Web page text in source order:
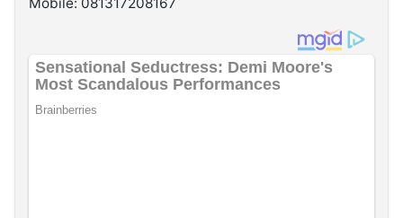
Mobile: 081317208167